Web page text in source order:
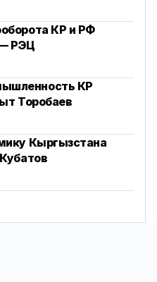
КР и РФ
РЭЦ
КР
Торобаев
Кыргызстана